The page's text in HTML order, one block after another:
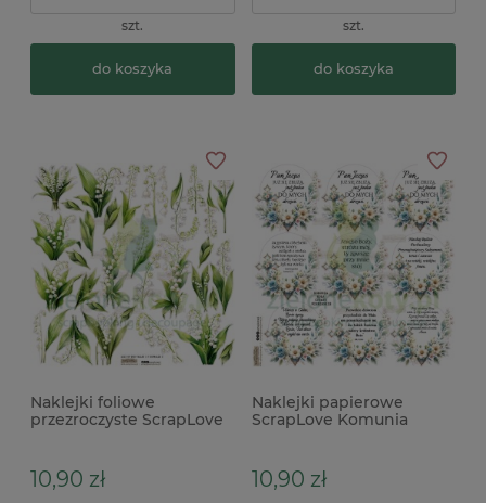
szt.
do koszyka
szt.
do koszyka
Naklejki foliowe
przezroczyste ScrapLove
10,90 zł
Naklejki papierowe
ScrapLove Komunia
10,90 zł